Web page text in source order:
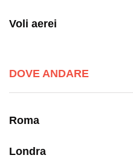
Voli aerei
DOVE ANDARE
Roma
Londra